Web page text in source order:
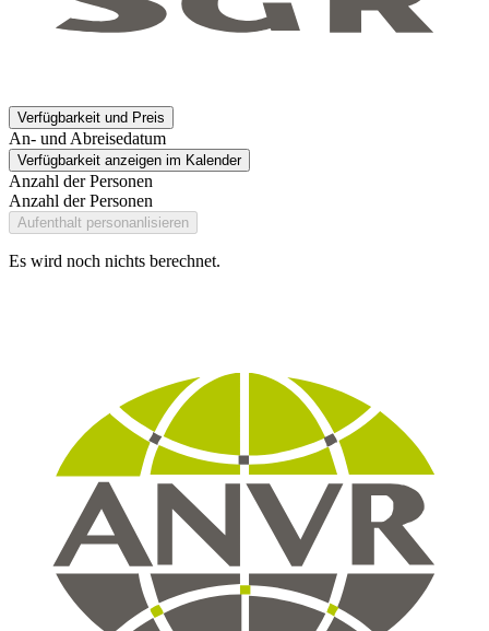
Verfügbarkeit und Preis
An- und Abreisedatum
Verfügbarkeit anzeigen im Kalender
Anzahl der Personen
Anzahl der Personen
Aufenthalt personanlisieren
Es wird noch nichts berechnet.